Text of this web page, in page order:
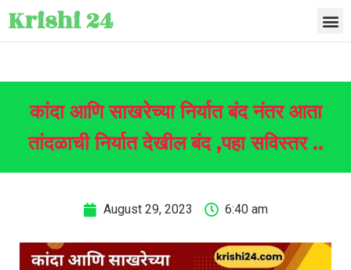
Krishi 24
कांदा आणि साखरेच्या निर्यात बंद नंतर आता
तांदळाची निर्यात देखील बंद ,पहा सविस्तर ..
August 29, 2023 6:40 am